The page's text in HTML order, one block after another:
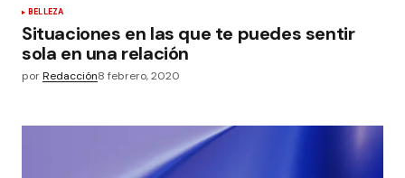
BELLEZA
Situaciones en las que te puedes sentir
sola en una relación
porRedacción8 febrero, 2020